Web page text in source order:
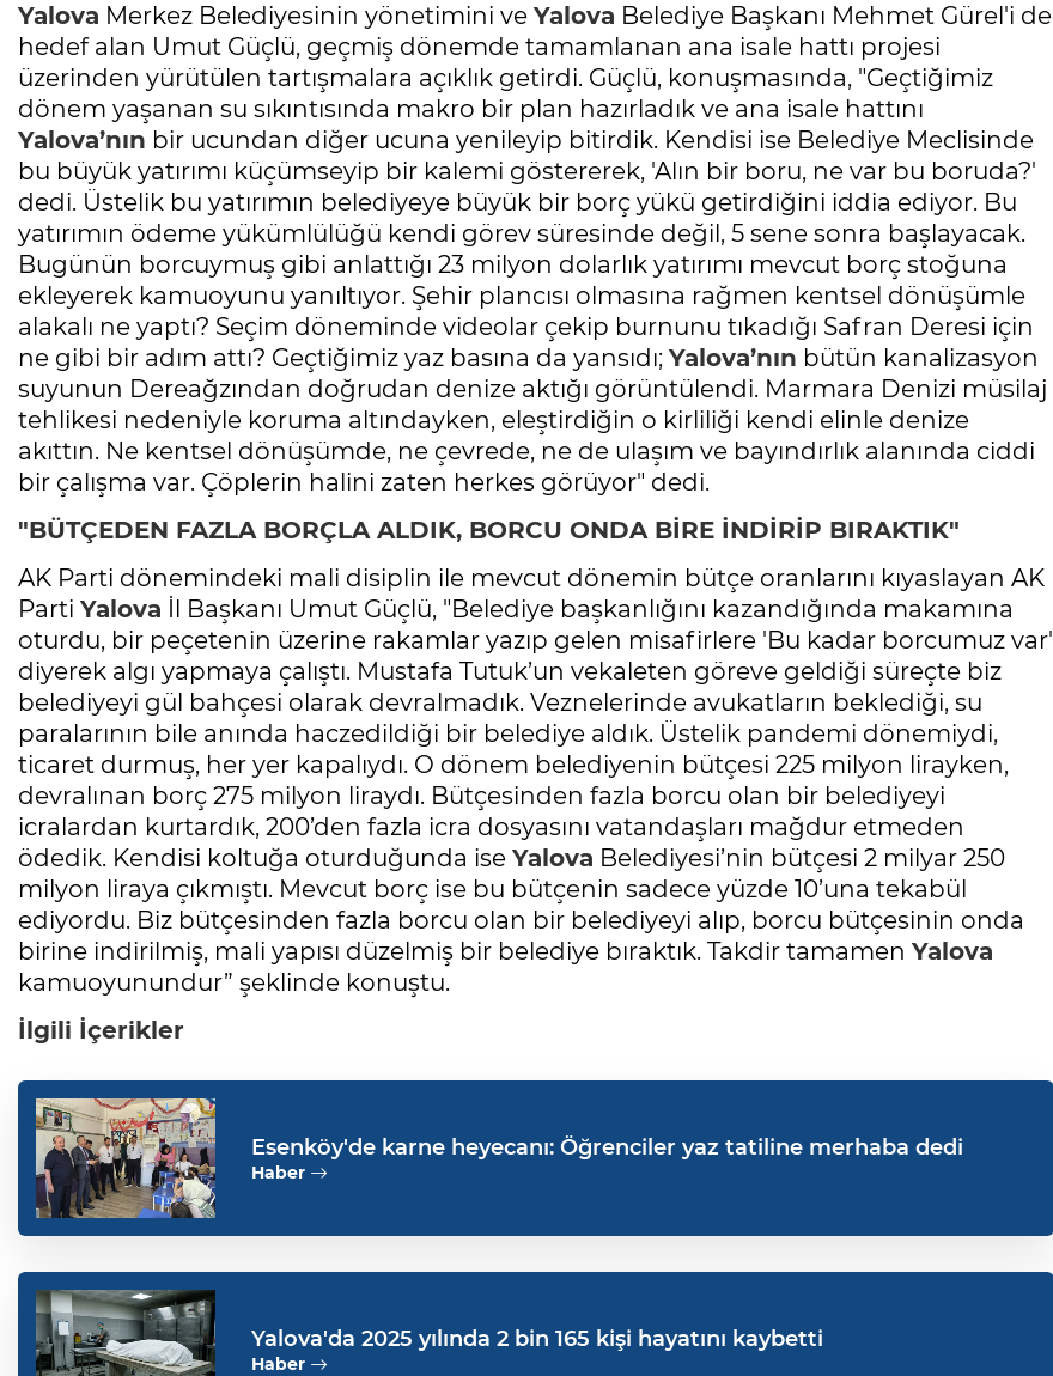
Yalova Merkez Belediyesinin yönetimini ve Yalova Belediye Başkanı Mehmet Gürel'i de
hedef alan Umut Güçlü, geçmiş dönemde tamamlanan ana isale hattı projesi
üzerinden yürütülen tartışmalara açıklık getirdi. Güçlü, konuşmasında, "Geçtiğimiz
dönem yaşanan su sıkıntısında makro bir plan hazırladık ve ana isale hattını
Yalova’nın bir ucundan diğer ucuna yenileyip bitirdik. Kendisi ise Belediye Meclisinde
bu büyük yatırımı küçümseyip bir kalemi göstererek, 'Alın bir boru, ne var bu boruda?'
dedi. Üstelik bu yatırımın belediyeye büyük bir borç yükü getirdiğini iddia ediyor. Bu
yatırımın ödeme yükümlülüğü kendi görev süresinde değil, 5 sene sonra başlayacak.
Bugünün borcuymuş gibi anlattığı 23 milyon dolarlık yatırımı mevcut borç stoğuna
ekleyerek kamuoyunu yanıltıyor. Şehir plancısı olmasına rağmen kentsel dönüşümle
alakalı ne yaptı? Seçim döneminde videolar çekip burnunu tıkadığı Safran Deresi için
ne gibi bir adım attı? Geçtiğimiz yaz basına da yansıdı; Yalova’nın bütün kanalizasyon
suyunun Dereağzından doğrudan denize aktığı görüntülendi. Marmara Denizi müsilaj
tehlikesi nedeniyle koruma altındayken, eleştirdiğin o kirliliği kendi elinle denize
akıttın. Ne kentsel dönüşümde, ne çevrede, ne de ulaşım ve bayındırlık alanında ciddi
bir çalışma var. Çöplerin halini zaten herkes görüyor" dedi.
"BÜTÇEDEN FAZLA BORÇLA ALDIK, BORCU ONDA BİRE İNDİRİP BIRAKTIK"
AK Parti dönemindeki mali disiplin ile mevcut dönemin bütçe oranlarını kıyaslayan AK
Parti Yalova İl Başkanı Umut Güçlü, "Belediye başkanlığını kazandığında makamına
oturdu, bir peçetenin üzerine rakamlar yazıp gelen misafirlere 'Bu kadar borcumuz var'
diyerek algı yapmaya çalıştı. Mustafa Tutuk’un vekaleten göreve geldiği süreçte biz
belediyeyi gül bahçesi olarak devralmadık. Veznelerinde avukatların beklediği, su
paralarının bile anında haczedildiği bir belediye aldık. Üstelik pandemi dönemiydi,
ticaret durmuş, her yer kapalıydı. O dönem belediyenin bütçesi 225 milyon lirayken,
devralınan borç 275 milyon liraydı. Bütçesinden fazla borcu olan bir belediyeyi
icralardan kurtardık, 200’den fazla icra dosyasını vatandaşları mağdur etmeden
ödedik. Kendisi koltuğa oturduğunda ise Yalova Belediyesi’nin bütçesi 2 milyar 250
milyon liraya çıkmıştı. Mevcut borç ise bu bütçenin sadece yüzde 10’una tekabül
ediyordu. Biz bütçesinden fazla borcu olan bir belediyeyi alıp, borcu bütçesinin onda
birine indirilmiş, mali yapısı düzelmiş bir belediye bıraktık. Takdir tamamen Yalova
kamuoyunundur” şeklinde konuştu.
İlgili İçerikler
Esenköy'de karne heyecanı: Öğrenciler yaz tatiline merhaba dedi
Haber
Yalova'da 2025 yılında 2 bin 165 kişi hayatını kaybetti
Haber